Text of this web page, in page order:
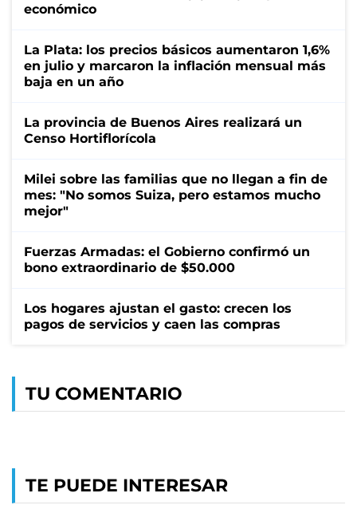
económico
La Plata: los precios básicos aumentaron 1,6%
en julio y marcaron la inflación mensual más
baja en un año
La provincia de Buenos Aires realizará un
Censo Hortiflorícola
Milei sobre las familias que no llegan a fin de
mes: "No somos Suiza, pero estamos mucho
mejor"
Fuerzas Armadas: el Gobierno confirmó un
bono extraordinario de $50.000
Los hogares ajustan el gasto: crecen los
pagos de servicios y caen las compras
TU COMENTARIO
TE PUEDE INTERESAR